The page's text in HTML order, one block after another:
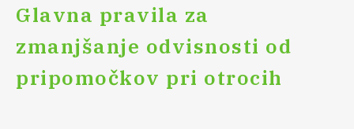
Glavna pravila za
zmanjšanje odvisnosti od
pripomočkov pri otrocih